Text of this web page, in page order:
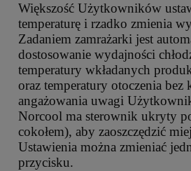
Większość Użytkowników
temperaturę i rzadko zmienia
Zadaniem zamrażarki jest
dostosowanie wydajności
temperatury wkładanych
oraz temperatury otoczenia bez
angażowania uwagi
Norcool ma sterownik ukryty
cokołem), aby zaoszczędzić
Ustawienia można zmieniać
przycisku.